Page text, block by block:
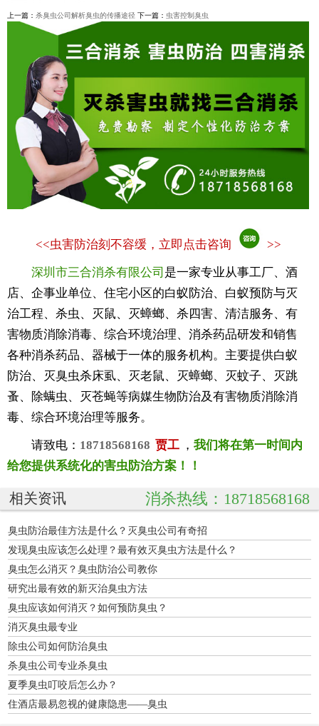
上一篇： 杀臭虫公司解析臭虫的传播途径 下一篇： 虫害控制臭虫
<<虫害防治刻不容缓，立即点击咨询 >>
深圳市三合消杀有限公司 是一家专业从事工厂、酒
店、企事业单位、住宅小区的白蚁防治、白蚁预防与灭
治工程、杀虫、灭鼠、灭蟑螂、杀四害、清洁服务、有
害物质消除消毒、综合环境治理、消杀药品研发和销售
各种消杀药品、器械于一体的服务机构。主要提供白蚁
防治、灭臭虫杀床虱、灭老鼠、灭蟑螂、灭蚊子、灭跳
蚤、除螨虫、灭苍蝇等病媒生物防治及有害物质消除消
毒、综合环境治理等服务。
请致电： 18718568168 贾工 ， 我们将在第一时间内
给您提供系统化的害虫防治方案！！
相关资讯 消杀热线：18718568168
臭虫防治最佳方法是什么？灭臭虫公司有奇招
发现臭虫应该怎么处理？最有效灭臭虫方法是什么？
臭虫怎么消灭？臭虫防治公司教你
研究出最有效的新灭治臭虫方法
臭虫应该如何消灭？如何预防臭虫？
消灭臭虫最专业
除虫公司如何防治臭虫
杀臭虫公司专业杀臭虫
夏季臭虫叮咬后怎么办？
住酒店最易忽视的健康隐患——臭虫